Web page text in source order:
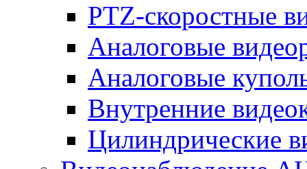
PTZ-скоростные
Аналоговые
Аналоговые
Внутренние
Цилиндрические